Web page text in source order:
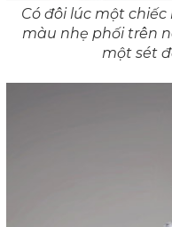
Có đôi lúc một
màu nhẹ phối trên
một sét